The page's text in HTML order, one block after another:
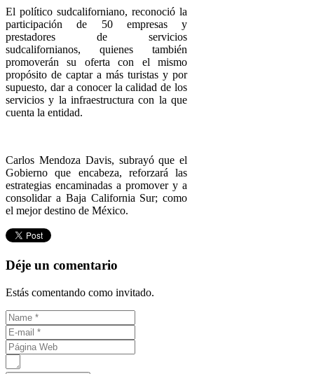
El político sudcaliforniano, reconoció la
participación de 50 empresas y
prestadores de servicios
sudcalifornianos, quienes también
promoverán su oferta con el mismo
propósito de captar a más turistas y por
supuesto, dar a conocer la calidad de los
servicios y la infraestructura con la que
cuenta la entidad.
Carlos Mendoza Davis, subrayó que el
Gobierno que encabeza, reforzará las
estrategias encaminadas a promover y a
consolidar a Baja California Sur; como
el mejor destino de México.
Déje un comentario
Estás comentando como invitado.